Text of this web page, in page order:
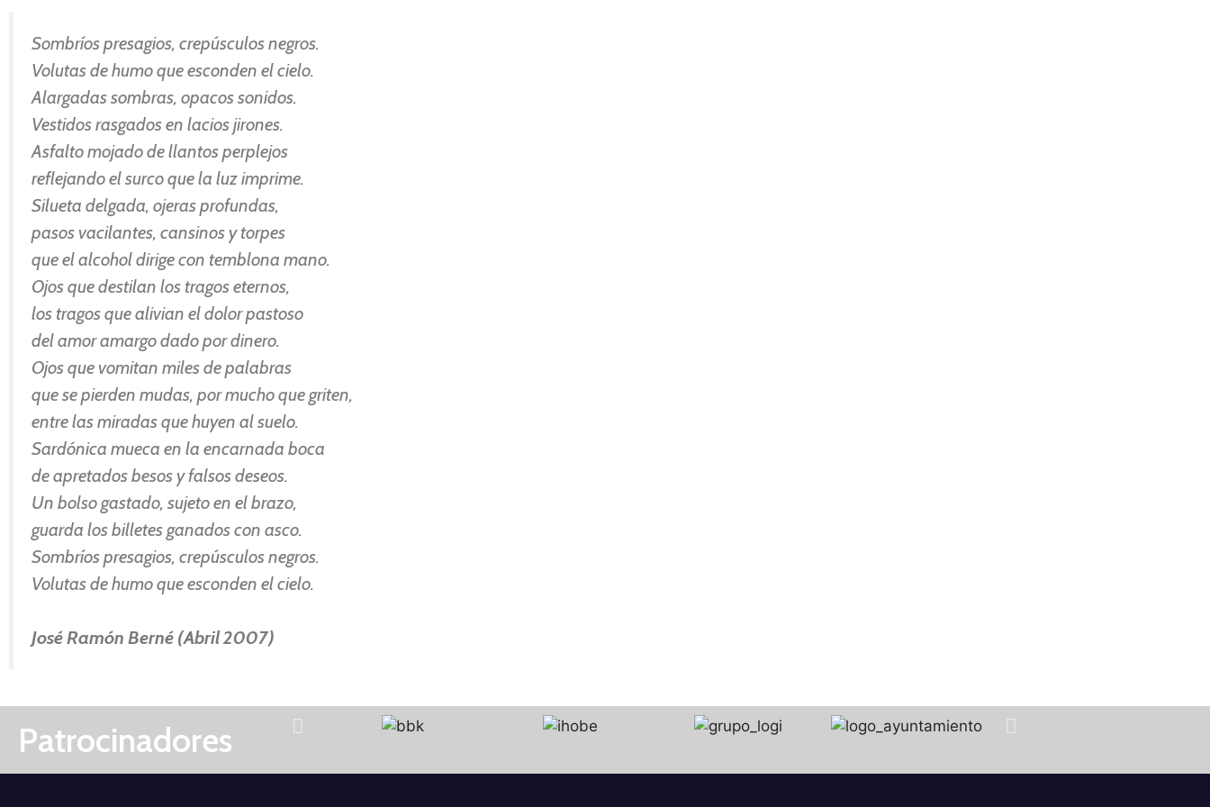
Sombríos presagios, crepúsculos negros.
Volutas de humo que esconden el cielo.
Alargadas sombras, opacos sonidos.
Vestidos rasgados en lacios jirones.
Asfalto mojado de llantos perplejos
reflejando el surco que la luz imprime.
Silueta delgada, ojeras profundas,
pasos vacilantes, cansinos y torpes
que el alcohol dirige con temblona mano.
Ojos que destilan los tragos eternos,
los tragos que alivian el dolor pastoso
del amor amargo dado por dinero.
Ojos que vomitan miles de palabras
que se pierden mudas, por mucho que griten,
entre las miradas que huyen al suelo.
Sardónica mueca en la encarnada boca
de apretados besos y falsos deseos.
Un bolso gastado, sujeto en el brazo,
guarda los billetes ganados con asco.
Sombríos presagios, crepúsculos negros.
Volutas de humo que esconden el cielo.
José Ramón Berné (Abril 2007)
Patrocinadores